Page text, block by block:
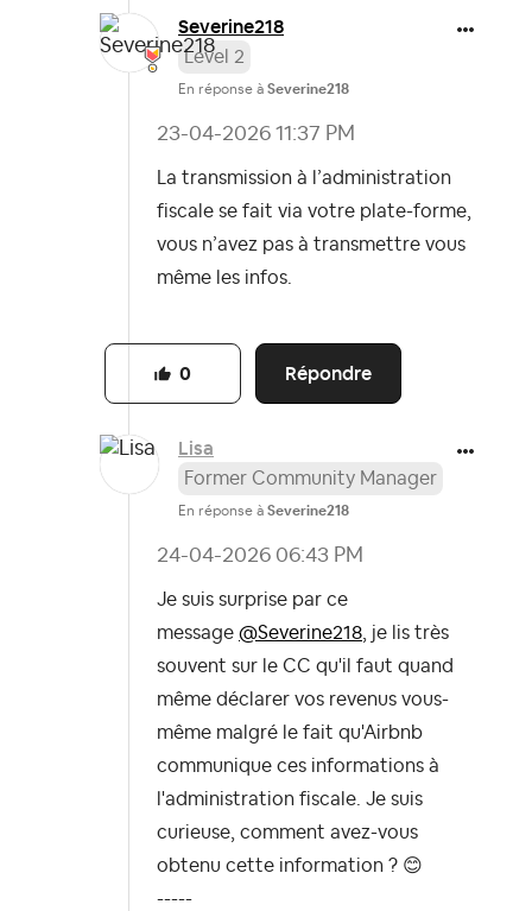
Severine218
Level 2
En réponse à Severine218
‎23-04-2026 11:37 PM
La transmission à l’administration
fiscale se fait via votre plate-forme,
vous n’avez pas à transmettre vous
même les infos.
Répondre
0
Lisa
Former Community Manager
En réponse à Severine218
‎24-04-2026 06:43 PM
Je suis surprise par ce
message @Severine218 , je lis très
souvent sur le CC qu'il faut quand
même déclarer vos revenus vous-
même malgré le fait qu'Airbnb
communique ces informations à
l'administration fiscale. Je suis
curieuse, comment avez-vous
obtenu cette information ? 😊
-----